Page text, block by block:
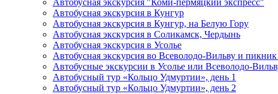
Автобусная экскурсия "Коми-пермяцкий экспресс"
Автобусная экскурсия в Кунгур
Автобусная экскурсия в Кунгур, на Белую Гору
Автобусная экскурсия в Соликамск, Чердынь
Автобусная экскурсия в Усолье
Автобусная экскурсия во Всеволодо-Вильву и
Автобусные экскурсии в Усолье или Всеволодо-
Автобусный тур «Кольцо Удмуртии», день 1
Автобусный тур «Кольцо Удмуртии», день 2